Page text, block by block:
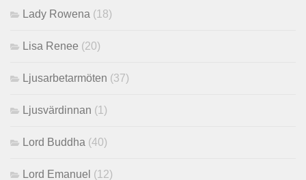
Lady Rowena (18)
Lisa Renee (20)
Ljusarbetarmöten (37)
Ljusvärdinnan (1)
Lord Buddha (40)
Lord Emanuel (12)